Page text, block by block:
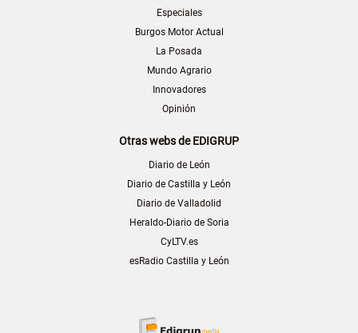
Especiales
Burgos Motor Actual
La Posada
Mundo Agrario
Innovadores
Opinión
Otras webs de EDIGRUP
Diario de León
Diario de Castilla y León
Diario de Valladolid
Heraldo-Diario de Soria
CyLTV.es
esRadio Castilla y León